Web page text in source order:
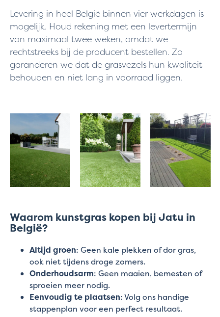
Levering in heel België binnen vier werkdagen is
mogelijk. Houd rekening met een levertermijn
van maximaal twee weken, omdat we
rechtstreeks bij de producent bestellen. Zo
garanderen we dat de grasvezels hun kwaliteit
behouden en niet lang in voorraad liggen.
Waarom kunstgras kopen bij Jatu in
België?
Altijd groen: Geen kale plekken of dor gras,
ook niet tijdens droge zomers.
Onderhoudsarm: Geen maaien, bemesten of
sproeien meer nodig.
Eenvoudig te plaatsen: Volg ons handige
stappenplan voor een perfect resultaat.